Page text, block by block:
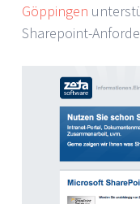
Göppingen
Sharepoint-